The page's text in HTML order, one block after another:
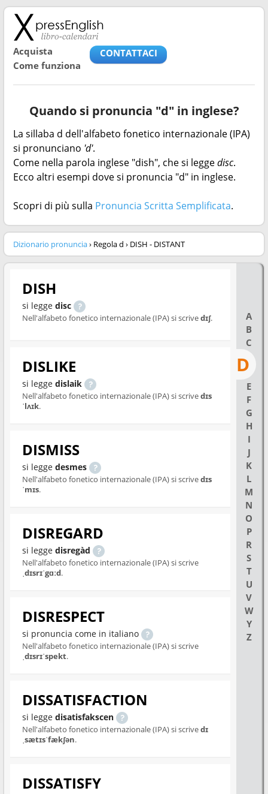
Acquista
Come funziona
CONTATTACI
Quando si pronuncia "d" in inglese?
La sillaba d dell'alfabeto fonetico internazionale (IPA)
si pronunciano 'd'.
Come nella parola inglese "dish", che si leggedisc.
Ecco altri esempi dove si pronuncia "d" in inglese.
Scopri di più sulla Pronuncia Scritta Semplificata.
Dizionario pronuncia› Regola d › DISH - DISTANT
A
B
C
D
E
F
G
H
I
J
K
L
M
N
O
P
R
S
T
U
V
W
Y
Z
DISH
si legge disc
Nell'alfabeto fonetico internazionale (IPA) si scrivedɪʃ.
DISLIKE
si legge dislaik
Nell'alfabeto fonetico internazionale (IPA) si scrivedɪs
ˈlʌɪk.
DISMISS
si legge desmes
Nell'alfabeto fonetico internazionale (IPA) si scrivedɪs
ˈmɪs.
DISREGARD
si legge disregàd
Nell'alfabeto fonetico internazionale (IPA) si scrive
ˌdɪsrɪˈgɑːd.
DISRESPECT
si pronuncia come in italiano
Nell'alfabeto fonetico internazionale (IPA) si scrive
ˌdɪsrɪˈspekt.
DISSATISFACTION
si legge disatisfakscen
Nell'alfabeto fonetico internazionale (IPA) si scrivedɪ
ˌsætɪsˈfækʃən.
DISSATISFY